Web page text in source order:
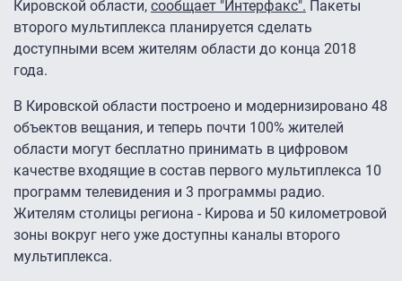
Кировской области, сообщает "Интерфакс". Пакеты
второго мультиплекса планируется сделать
доступными всем жителям области до конца 2018
года.
В Кировской области построено и модернизировано 48
объектов вещания, и теперь почти 100% жителей
области могут бесплатно принимать в цифровом
качестве входящие в состав первого мультиплекса 10
программ телевидения и 3 программы радио.
Жителям столицы региона - Кирова и 50 километровой
зоны вокруг него уже доступны каналы второго
мультиплекса.